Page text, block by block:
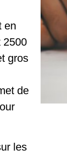
en
2500
gros
de
les